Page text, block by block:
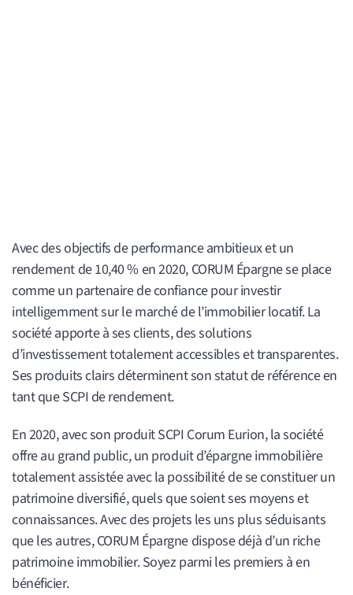
Avec des objectifs de performance ambitieux et un
rendement de 10,40 % en 2020, CORUM Épargne se place
comme un partenaire de confiance pour investir
intelligemment sur le marché de l’immobilier locatif. La
société apporte à ses clients, des solutions
d’investissement totalement accessibles et transparentes.
Ses produits clairs déterminent son statut de référence en
tant que SCPI de rendement.
En 2020, avec son produit SCPI Corum Eurion, la société
offre au grand public, un produit d’épargne immobilière
totalement assistée avec la possibilité de se constituer un
patrimoine diversifié, quels que soient ses moyens et
connaissances. Avec des projets les uns plus séduisants
que les autres, CORUM Épargne dispose déjà d’un riche
patrimoine immobilier. Soyez parmi les premiers à en
bénéficier.